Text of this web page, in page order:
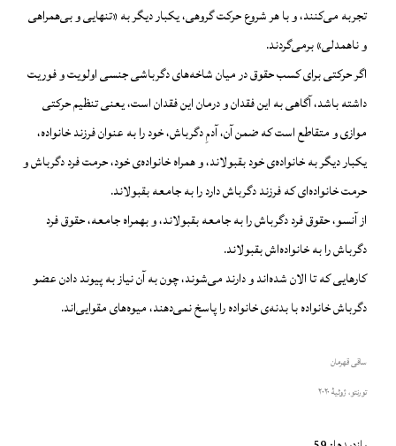
تجربه می‌کنند، و با هر شروع حرکت گروهی، یکبار دیگر به «تنهایی و بی‌همراهی
و نا‌همدلی» برمی‌گردند.
اگر حرکتی برای کسب حقوق در میان شاخه‌های دگرباشی جنسی اولویت و فوریت
داشته باشد، آگاهی به این فقدان و درمان این فقدان است، یعنی تنظیم حرکتی
موازی و متقاطع است که ضمن آن، آدمِ دگرباش، خود را به عنوان فرزند خانواده،
یکبار دیگر به خانواده‌ی خود بقبولاند، و همراه خانواده‌ی خود، حرمت فرد دگرباش و
حرمت خانواده‌ای که فرزند دگرباش دارد را به جامعه بقبولاند.
از آنسو، حقوق فرد دگرباش را به جامعه بقبولاند، و بهمراه جامعه، حقوق فرد
دگرباش را به خانواده‌اش بقبولاند.
کارهایی که تا الان شده‌اند و دارند می‌شوند، چون به آن نیاز به پیوند دادن عضو
دگرباش خانواده با بدنه‌ی خانواده را پاسخ نمی‌دهند، میوه‌های مقوایی‌اند.
ساقی قهرمان
تورنتو، ژوئیهٔ ۲۰۲۰